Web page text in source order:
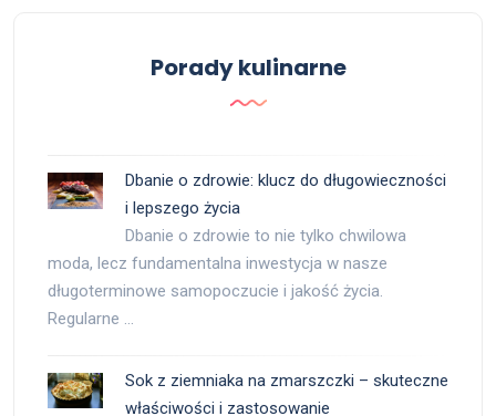
Porady kulinarne
Dbanie o zdrowie: klucz do długowieczności
i lepszego życia
Dbanie o zdrowie to nie tylko chwilowa
moda, lecz fundamentalna inwestycja w nasze
długoterminowe samopoczucie i jakość życia.
Regularne …
Sok z ziemniaka na zmarszczki – skuteczne
właściwości i zastosowanie